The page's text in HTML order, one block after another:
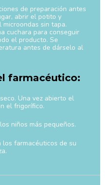
de preparación antes
abrir el potito y
sin tapa.
cuchara para conseguir
el producto. Se
antes de dárselo al
farmacéutico:
Una vez abierto el
el frigorífico.
niños más pequeños.
farmacéuticos de su